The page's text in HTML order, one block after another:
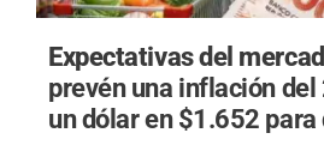
Expectativas del
prevén una inflación del
un dólar en $1.652